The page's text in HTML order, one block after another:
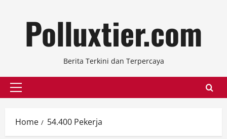
Polluxtier.com
Berita Terkini dan Terpercaya
Primary
Home 54.400 Pekerja